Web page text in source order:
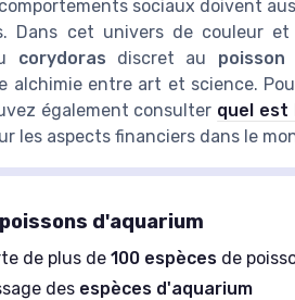
sociaux doivent
Dans cet univers de couleur
corydoras discret au poisson
alchimie entre art et science.
également consulter quel est
les aspects financiers dans le
d'aquarium
de plus de100 espèces de
des espèces d'aquarium